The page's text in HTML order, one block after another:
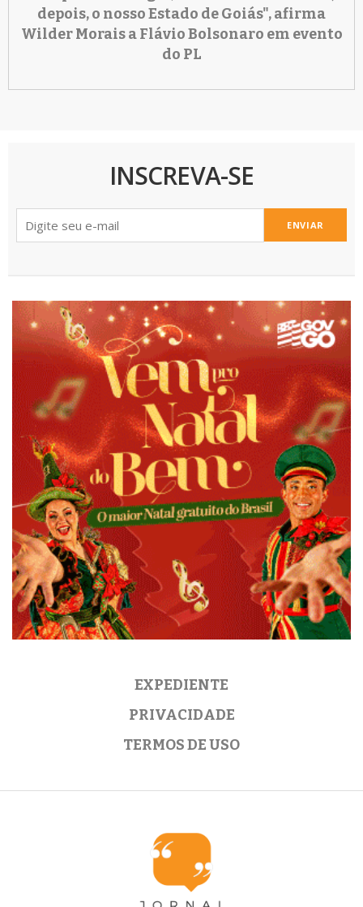
depois, o nosso Estado de Goiás", afirma
Wilder Morais a Flávio Bolsonaro em evento
do PL
INSCREVA-SE
ENVIAR
EXPEDIENTE
PRIVACIDADE
TERMOS DE USO